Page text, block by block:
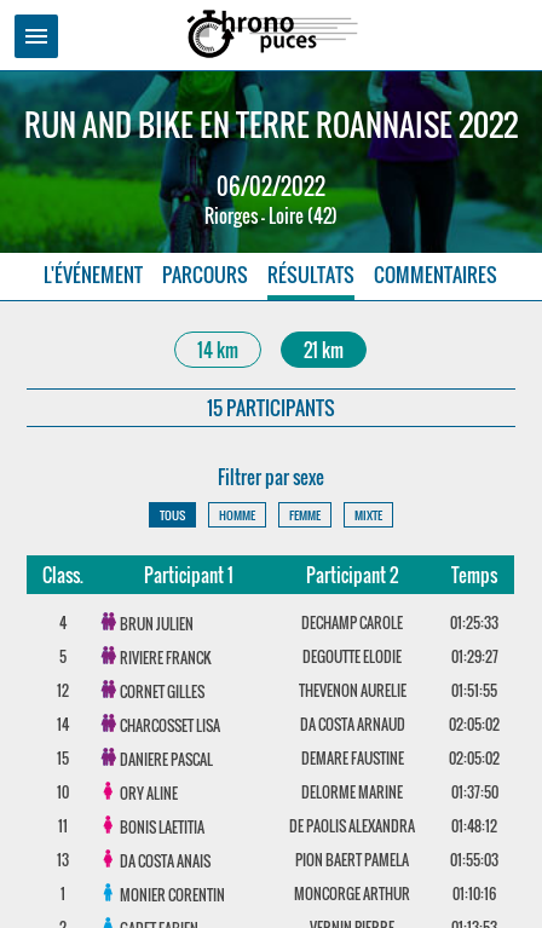
menu
RUN AND BIKE EN TERRE ROANNAISE 2022
06/02/2022
Riorges - Loire (42)
L'ÉVÉNEMENT PARCOURS RÉSULTATS COMMENTAIRES
14 km 21 km
15 PARTICIPANTS
Filtrer par sexe
TOUS HOMME FEMME MIXTE
Class. Participant 1 Participant 2 Temps
4 BRUN JULIEN DECHAMP CAROLE
01:25:33
5
RIVIERE FRANCK DEGOUTTE ELODIE
01:29:27
12
CORNET GILLES THEVENON AURELIE
01:51:55
14
CHARCOSSET LISA DA COSTA ARNAUD
02:05:02
15
DANIERE PASCAL DEMARE FAUSTINE
02:05:02
10
ORY ALINE DELORME MARINE
01:37:50
11
BONIS LAETITIA DE PAOLIS ALEXANDRA
01:48:12
13
DA COSTA ANAIS PION BAERT PAMELA
01:55:03
1
MONIER CORENTIN MONCORGE ARTHUR
01:10:16